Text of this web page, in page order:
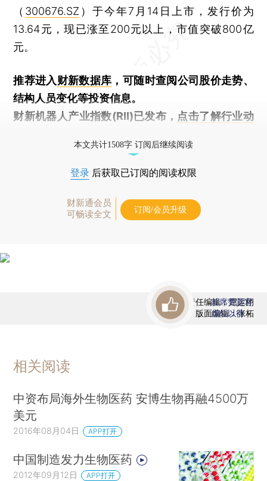
（ 300676.SZ ）于今年7月14日上市，发行价为
13.64元，现已涨至200元以上，市值突破800亿
元。
推荐进入财新数据库 ，可随时查阅公司股价走势、
结构人员变化等投资信息。
财新机器人产业指数(RII)已发布， 点击了解行业动
本文共计1508字 订阅后继续阅读
登录 后获取已订阅的阅读权限
财新通会员
可畅读全文
订阅/会员升级
责任编辑：屈运栩
版面编辑：张柘
首席赞赏官
虚位以待
相关阅读
中资布局海外生物医药 安博生物再融4500万
美元
2016年08月04日 APP打开
中国制造发力生物医药
2012年09月12日 APP打开